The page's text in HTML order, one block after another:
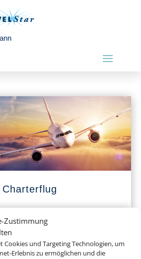
Zustimmung
Cookies und Targeting Technologien, um
Erlebnis zu ermöglichen und die
Charterflug